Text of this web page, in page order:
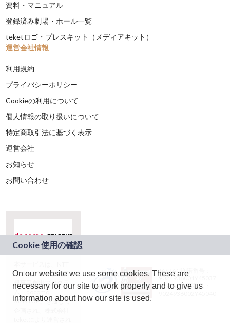
資料・マニュアル
登録済み劇場・ホール一覧
teketロゴ・プレスキット（メディアキット）
運営会社情報
利用規約
プライバシーポリシー
Cookieの利用について
個人情報の取り扱いについて
特定商取引法に基づく表示
運営会社
お知らせ
お問い合わせ
ドコモグループの新
規事業創出プログラ
ム「docomo
STARTUP」を通じて
JASRAC許諾番号：
9024936001Y45037
JASRAC許諾番号：
On our website we use some cookies. These are
necessary for our site to work properly and to give us
information about how our site is used.